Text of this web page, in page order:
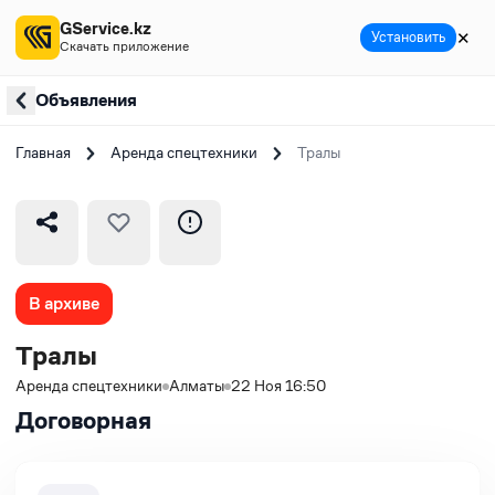
Объявления
Главная Аренда спецтехники Тралы
В архиве
Тралы
Аренда спецтехники Алматы 22 Ноя 16:50
Договорная
GService.kz
Скачать приложение Установить ✕